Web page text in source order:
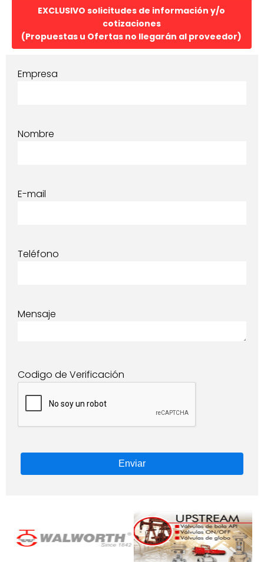
EXCLUSIVO solicitudes de información y/o
cotizaciones
(Propuestas u Ofertas no llegarán al proveedor)
Empresa
Nombre
E-mail
Teléfono
Mensaje
Codigo de Verificación
Enviar